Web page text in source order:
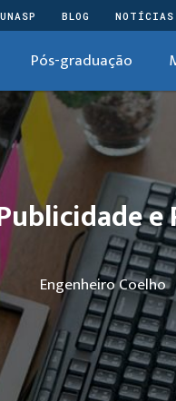
BLOG NOTÍCIAS
Pós-graduação
e
Engenheiro Coelho